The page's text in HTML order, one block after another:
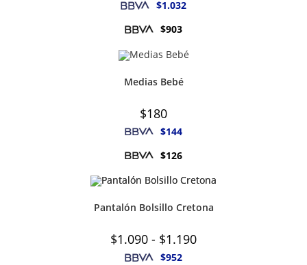
$1.032
$903
Medias Bebé
$180
$144
$126
Pantalón Bolsillo Cretona
$1.090 - $1.190Rango
$952